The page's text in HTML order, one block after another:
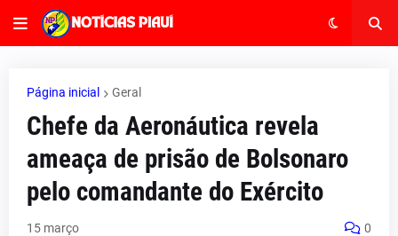
Página inicial Geral
Chefe da Aeronáutica revela
ameaça de prisão de Bolsonaro
pelo comandante do Exército
15 março 0